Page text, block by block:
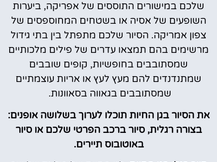
שלכם במישורים התוססים של אפריקה, ביערות
השופעים של אסיה או בשטחים המחוספסים של
צפון אמריקה. הסיור שלכם מתפתל בין בתי גידול
מרשימים בהם תמצאו עדרים של פילים מלכותיים
שמסתובבים בחופשיות, קופים שובבים
שמתנדנדים להם מעץ לעץ או אריות עוצמתיים
שמסתובבים בגאווה בסאוונות.
את הסיור בגן החיות תוכלו לערוך בשלושה אופנים:
בצורה רגלית, סיור ברכב הפרטי שלכם או סיור
באוטובוס תיירים.